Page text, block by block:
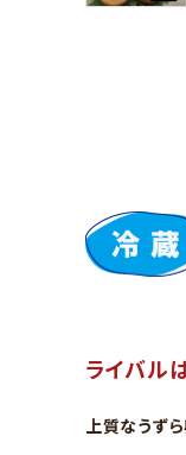
ライバル
上質なうず